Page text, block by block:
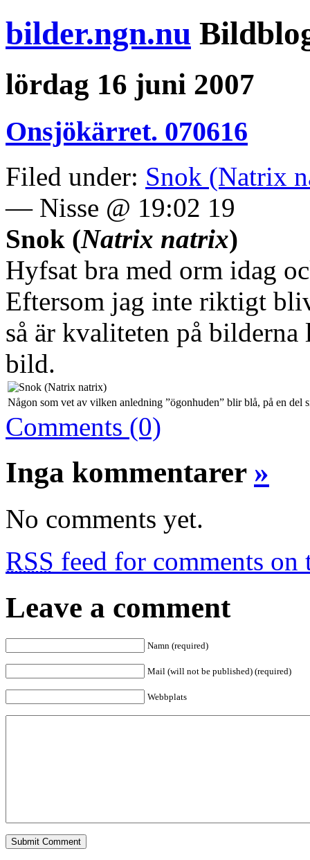
bilder.ngn.nu
lördag 16 juni 2007
Onsjökärret. 070616
Filed under: Snok (Natrix
— Nisse @ 19:02 19
Snok (Natrix natrix)
Hyfsat bra med orm idag
Eftersom jag inte riktigt
så är kvaliteten på
bild.
Någon som vet av vilken anledning ”ögonhuden” blir blå, på en del
Comments (0)
Inga kommentarer »
No comments yet.
RSS feed for comments on
Leave a comment
Namn (required)
Mail (will not be published) (required)
Webbplats